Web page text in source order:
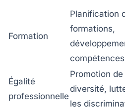
Formation
Planification
formations,
compétences
Égalité
professionnelle
Promotion de
diversité,
les